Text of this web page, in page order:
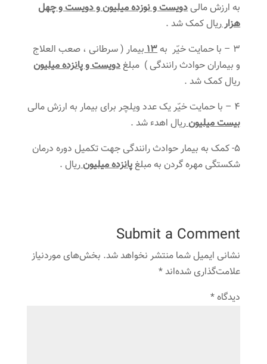
به ارزش مالیدویست و نوزده میلیون و دویست و چهل
هزارریال کمک شد .
3 – با حمایت خیّر به
13بیمار ( سرطانی ، صعب العلاج
و بیماران حوادث رانندگی ) مبلغدویست و پانزده میلیون
ریال کمک شد .
4 – با حمایت خیّر یک عدد ویلچر برای بیمار به ارزش مالی
بیست میلیونریال اهدء شد .
5- کمک به بیمار حوادث رانندگی جهت تکمیل دوره درمان
شکستگی مهره گردن به مبلغپانزده میلیونریال .
Submit a Comment
نشانی ایمیل شما منتشر نخواهد شد. بخش‌های موردنیاز
علامت‌گذاری شده‌اند*
دیدگاه*